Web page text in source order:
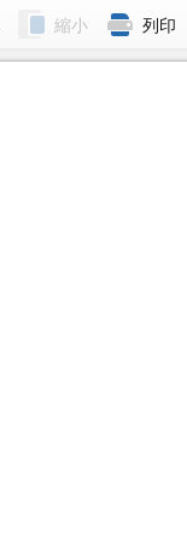
縮小 列印